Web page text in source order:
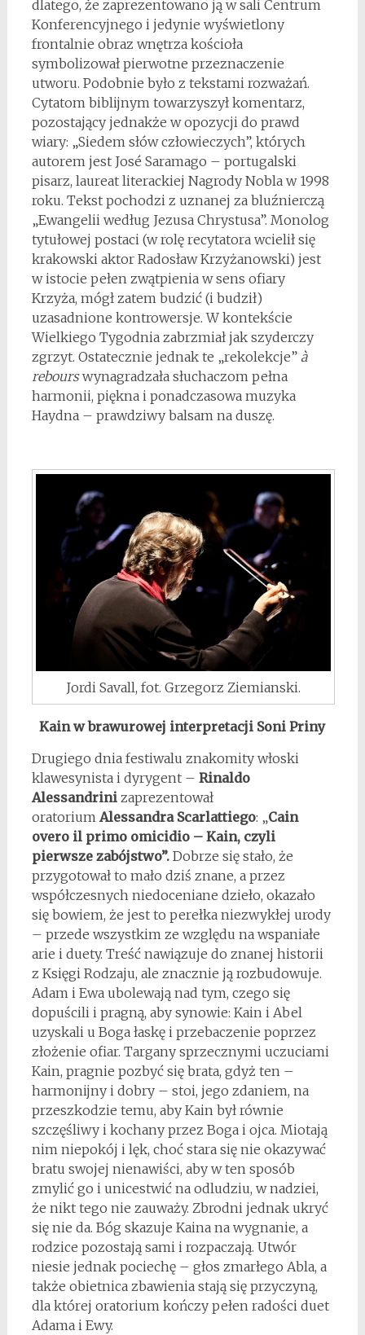
dlatego, że zaprezentowano ją w sali Centrum
Konferencyjnego i jedynie wyświetlony
frontalnie obraz wnętrza kościoła
symbolizował pierwotne przeznaczenie
utworu. Podobnie było z tekstami rozważań.
Cytatom biblijnym towarzyszył komentarz,
pozostający jednakże w opozycji do prawd
wiary: „Siedem słów człowieczych”, których
autorem jest José Saramago – portugalski
pisarz, laureat literackiej Nagrody Nobla w 1998
roku. Tekst pochodzi z uznanej za bluźnierczą
„Ewangelii według Jezusa Chrystusa”. Monolog
tytułowej postaci (w rolę recytatora wcielił się
krakowski aktor Radosław Krzyżanowski) jest
w istocie pełen zwątpienia w sens ofiary
Krzyża, mógł zatem budzić (i budził)
uzasadnione kontrowersje. W kontekście
Wielkiego Tygodnia zabrzmiał jak szyderczy
zgrzyt. Ostatecznie jednak te „rekolekcje” à
rebourswynagradzała słuchaczom pełna
harmonii, piękna i ponadczasowa muzyka
Haydna – prawdziwy balsam na duszę.
Jordi Savall, fot. Grzegorz Ziemianski.
Kain w brawurowej interpretacji Soni Priny
Drugiego dnia festiwalu znakomity włoski
klawesynista i dyrygent – Rinaldo
Alessandrinizaprezentował
oratorium Alessandra Scarlattiego: „Cain
overo il primo omicidio – Kain, czyli
pierwsze zabójstwo”. Dobrze się stało, że
przygotował to mało dziś znane, a przez
współczesnych niedoceniane dzieło, okazało
się bowiem, że jest to perełka niezwykłej urody
– przede wszystkim ze względu na wspaniałe
arie i duety. Treść nawiązuje do znanej historii
z Księgi Rodzaju, ale znacznie ją rozbudowuje.
Adam i Ewa ubolewają nad tym, czego się
dopuścili i pragną, aby synowie: Kain i Abel
uzyskali u Boga łaskę i przebaczenie poprzez
złożenie ofiar. Targany sprzecznymi uczuciami
Kain, pragnie pozbyć się brata, gdyż ten –
harmonijny i dobry – stoi, jego zdaniem, na
przeszkodzie temu, aby Kain był równie
szczęśliwy i kochany przez Boga i ojca. Miotają
nim niepokój i lęk, choć stara się nie okazywać
bratu swojej nienawiści, aby w ten sposób
zmylić go i unicestwić na odludziu, w nadziei,
że nikt tego nie zauważy. Zbrodni jednak ukryć
się nie da. Bóg skazuje Kaina na wygnanie, a
rodzice pozostają sami i rozpaczają. Utwór
niesie jednak pociechę – głos zmarłego Abla, a
także obietnica zbawienia stają się przyczyną,
dla której oratorium kończy pełen radości duet
Adama i Ewy.